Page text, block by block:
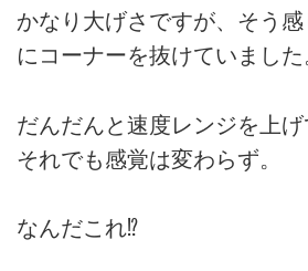
かなり大げさですが、そう
にコーナーを抜けていました
だんだんと速度レンジを上げ
それでも感覚は変わらず。
なんだこれ⁉